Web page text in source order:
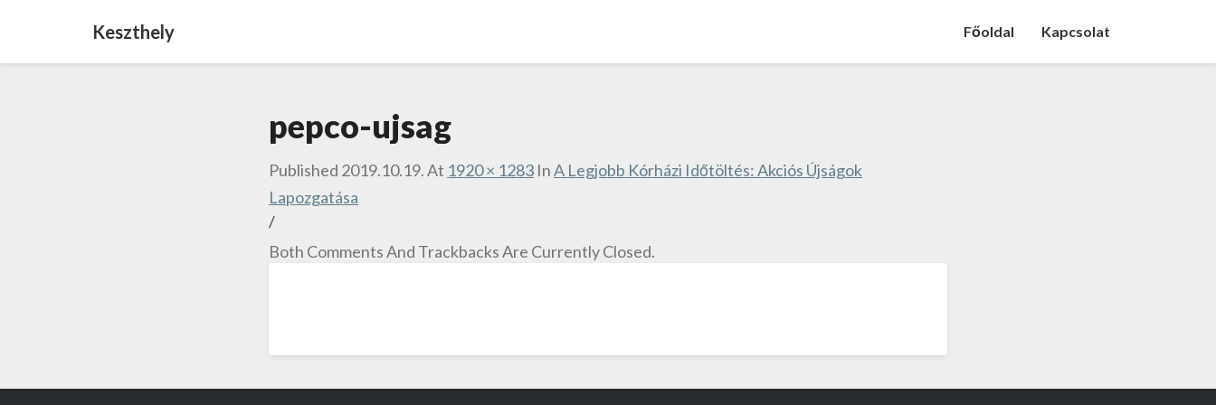
Keszthely Főoldal Kapcsolat
pepco-ujsag
Published 2019.10.19.At 1920 × 1283 InA Legjobb Kórházi Időtöltés: Akciós Újságok
Lapozgatása
/
Both Comments And Trackbacks Are Currently Closed.